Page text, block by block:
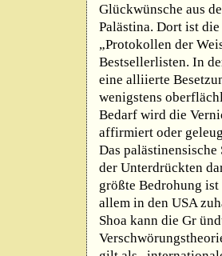
Glückwünsche aus
Palästina. Dort ist
„Protokollen der
Bestsellerlisten. In
eine alliierte
wenigstens
Bedarf wird die
affirmiert oder
Das
der Unterdrückten
größte Bedrohung
allem in den USA
Shoa kann die Gr